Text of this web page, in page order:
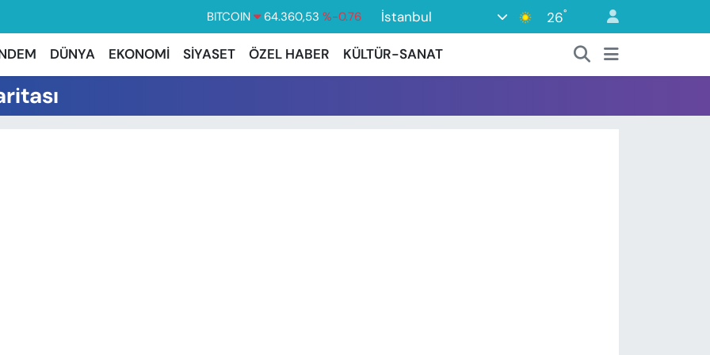
BITCOIN 64.360,53 %-0.76
DOLAR
47,7069
%0.17
EURO
55,0265 %0.01
İstanbul 26°
DÜNYA EKONOMİ SİYASET ÖZEL HABER KÜLTÜR-SANAT